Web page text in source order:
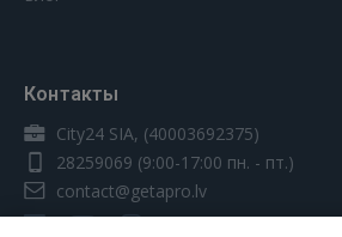
Контакты
City24 SIA, (40003692375)
28259069 (9:00-17:00 пн. - пт.)
contact@getapro.lv